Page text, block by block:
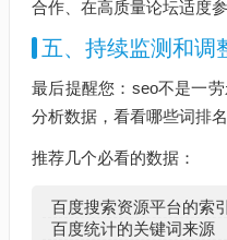
合作、在高质量论坛适度参
五、持续监测和调
最后提醒您：seo不是一
分析数据，看看哪些词排
推荐几个必看的数据：
百度搜索资源平台的索
百度统计的关键词来源